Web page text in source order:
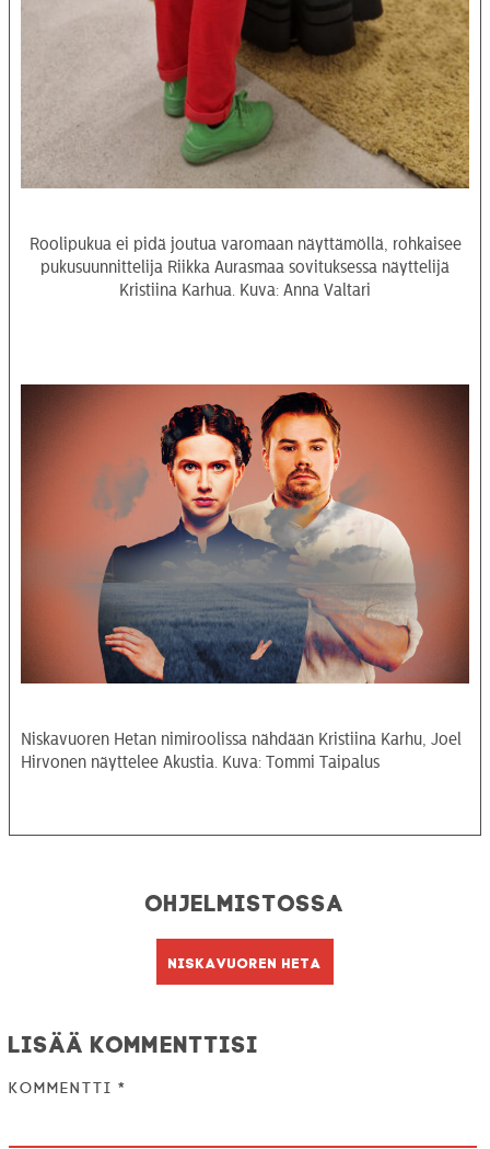
Roolipukua ei pidä joutua varomaan näyttämöllä, rohkaisee
pukusuunnittelija Riikka Aurasmaa sovituksessa näyttelijä
Kristiina Karhua. Kuva: Anna Valtari
Niskavuoren Hetan nimiroolissa nähdään Kristiina Karhu, Joel
Hirvonen näyttelee Akustia. Kuva: Tommi Taipalus
Ohjelmistossa
Niskavuoren Heta
Lisää kommenttisi
Kommentti *